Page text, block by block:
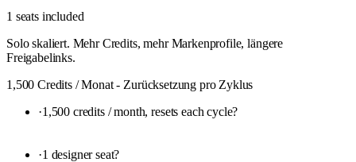
1 seats included
Solo skaliert. Mehr Credits, mehr Markenprofile, längere
Freigabelinks.
1,500 Credits / Monat - Zurücksetzung pro Zyklus
·1,500 credits / month, resets each cycle?
·1 designer seat?